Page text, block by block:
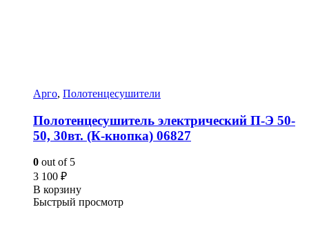
Арго, Полотенцесушители
Полотенцесушитель электрический П-Э 50-
50, 30вт. (К-кнопка) 06827
0 out of 5
3 100 ₽
В корзину
Быстрый просмотр